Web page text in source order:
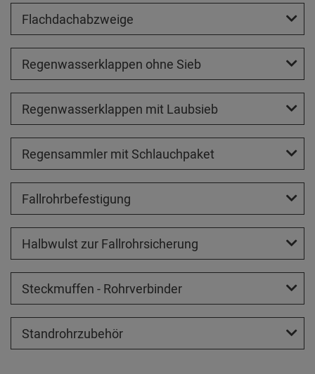
Flachdachabzweige
Regenwasserklappen ohne Sieb
Regenwasserklappen mit Laubsieb
Regensammler mit Schlauchpaket
Fallrohrbefestigung
Halbwulst zur Fallrohrsicherung
Steckmuffen - Rohrverbinder
Standrohrzubehör